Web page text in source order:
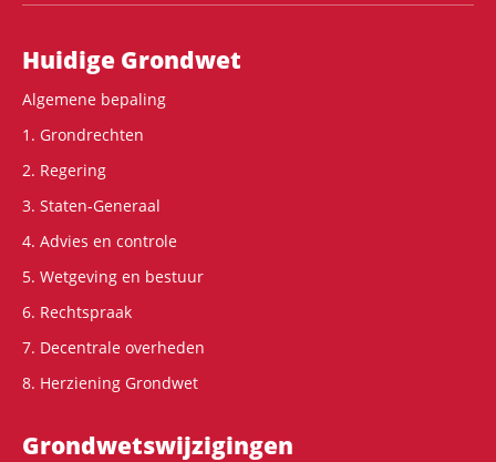
Hoofdnavigatie
Huidige Grondwet
Algemene bepaling
1. Grondrechten
2. Regering
3. Staten-Generaal
4. Advies en controle
5. Wetgeving en bestuur
6. Rechtspraak
7. Decentrale overheden
8. Herziening Grondwet
Grondwets­wijzigingen